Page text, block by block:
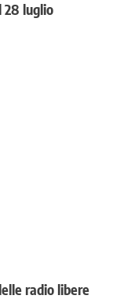
28 luglio
radio libere